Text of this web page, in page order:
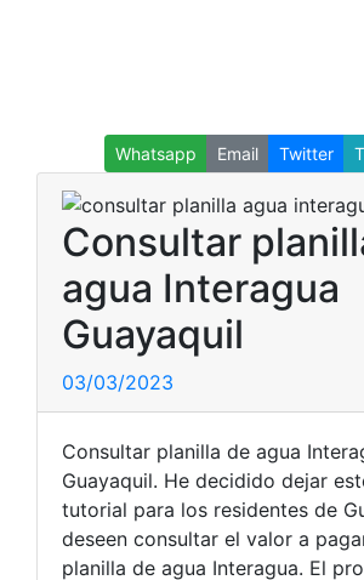
Whatsapp Email Twitter
Consultar
agua Interagua
Guayaquil
03/03/2023
Consultar planilla de agua
Guayaquil. He decidido dejar
tutorial para los residentes de
deseen consultar el valor a
planilla de agua Interagua. El